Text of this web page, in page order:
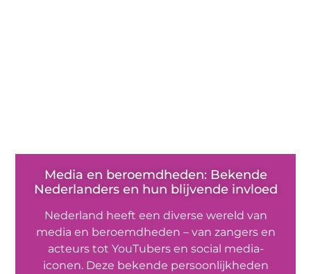
Media en beroemdheden: Bekende
Nederlanders en hun blijvende invloed
Nederland heeft een diverse wereld van
media en beroemdheden – van zangers en
acteurs tot YouTubers en social media-
iconen. Deze bekende persoonlijkheden